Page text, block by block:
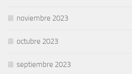
noviembre 2023
octubre 2023
septiembre 2023